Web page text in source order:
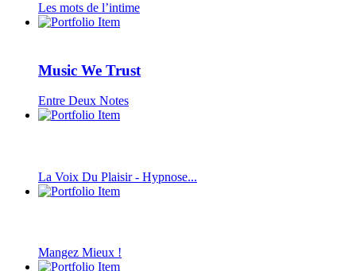
Les mots de l’intime
Music We Trust
Entre Deux Notes
La Voix Du Plaisir - Hypnose...
Mangez Mieux !